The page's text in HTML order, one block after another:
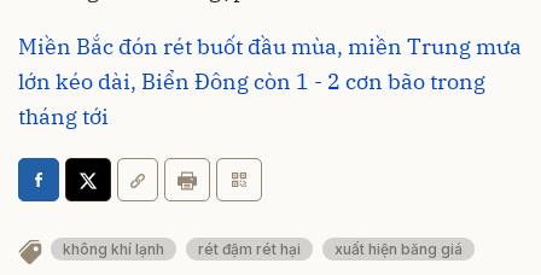
Miền Bắc đón rét buốt đầu mùa, miền Trung mưa
lớn kéo dài, Biển Đông còn 1 - 2 cơn bão trong
tháng tới
không khí lạnh rét đậm rét hại xuất hiện băng giá